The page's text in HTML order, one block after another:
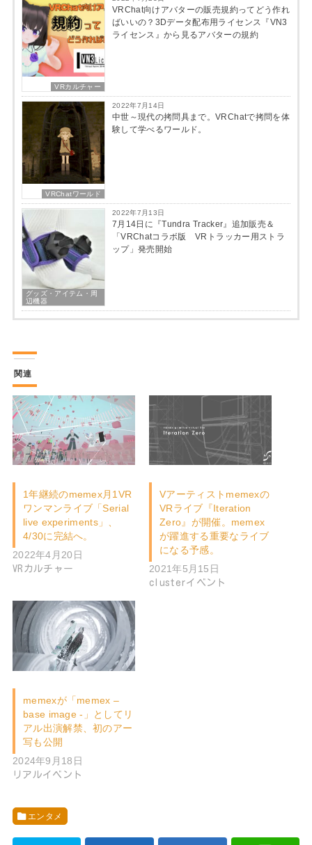
VRカルチャー
VRChat向けアバターの販売規約ってどう作れ
ばいいの？3Dデータ配布用ライセンス『VN3
ライセンス』から見るアバターの規約
VRChatワールド
2022年7月14日
中世～現代の拷問具まで。VRChatで拷問を体
験して学べるワールド。
グッズ・アイテム・周
辺機器
2022年7月13日
7月14日に『Tundra Tracker』追加販売＆
「VRChatコラボ版 VRトラッカー用ストラ
ップ」発売開始
関連
1年継続のmemex月1VR
ワンマンライブ「Serial
live experiments」、
4/30に完結へ。
2022年4月20日
VRカルチャー
Vアーティストmemexの
VRライブ『Iteration
Zero』が開催。memex
が躍進する重要なライブ
になる予感。
2021年5月15日
clusterイベント
memexが「memex –
base image -」としてリ
アル出演解禁、初のアー
写も公開
2024年9月18日
リアルイベント
エンタメ